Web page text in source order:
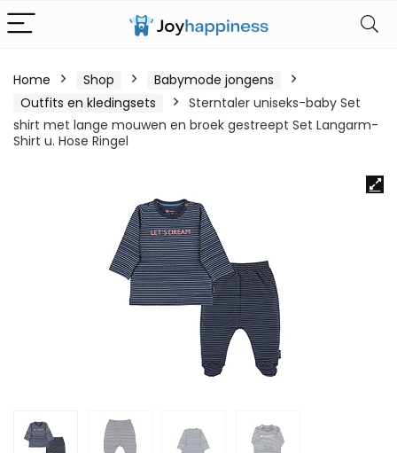
Home Shop
Babymode jongens
Outfits en kledingsets
Sterntaler uniseks-baby Set
shirt met lange mouwen en broek gestreept Set Langarm-
Shirt u. Hose Ringel